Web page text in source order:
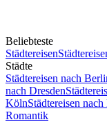
Beliebteste
Städtereisen
Städte
Städtereisen nach
nach Dresden
KölnStädtereisen
Romantik